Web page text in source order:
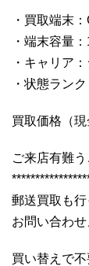
・買取端末
・端末容量
・キャリア
・状態ラン
買取価格（
ご来店有難
郵送買取も行
お問い合わ
買い替えで